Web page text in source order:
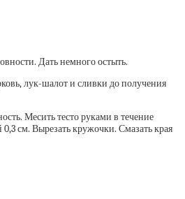
Дать немного остыть.
лук-шалот и сливки до получения
Месить тесто руками в течение
см. Вырезать кружочки. Смазать края